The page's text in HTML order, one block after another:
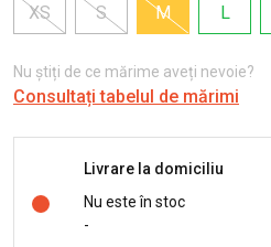
XS
S M L
Nu știți de ce mărime aveți nevoie?
Consultați tabelul de mărimi
Livrare la domiciliu
Nu este în stoc
-